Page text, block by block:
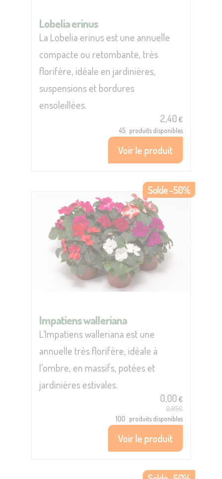
Lobelia erinus
La Lobelia erinus est une annuelle
compacte ou retombante, très
florifère, idéale en jardinières,
suspensions et bordures
ensoleillées.
2,40€
45 produits disponibles
Voir le produit
Solde -50%
Impatiens walleriana
L’Impatiens walleriana est une
annuelle très florifère, idéale à
l’ombre, en massifs, potées et
jardinières estivales.
0,00€
0,85€
100 produits disponibles
Voir le produit